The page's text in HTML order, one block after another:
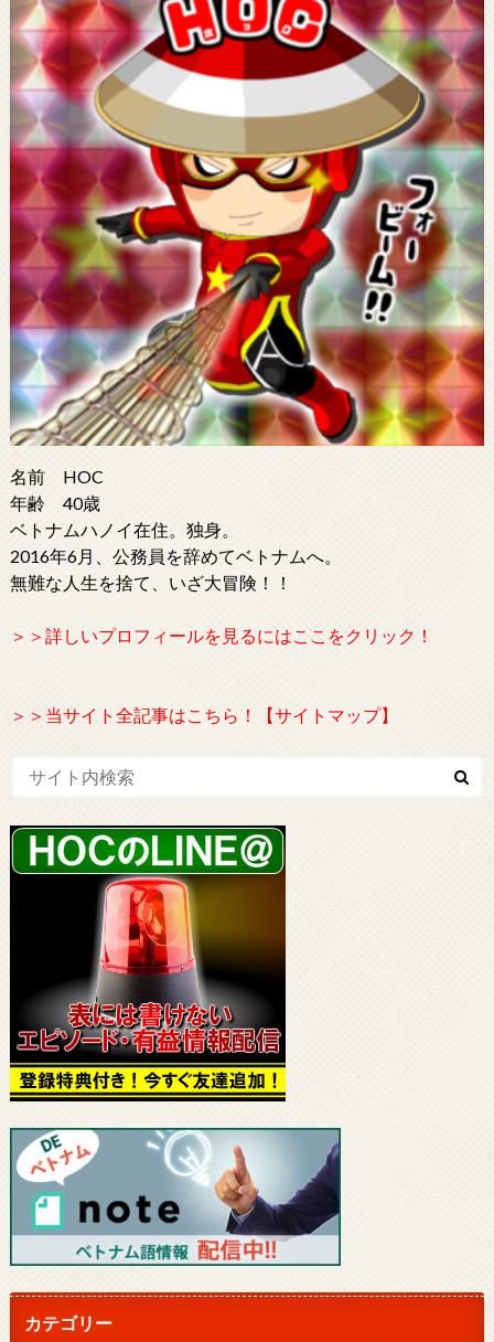
名前 HOC
年齢 40歳
ベトナムハノイ在住。独身。
2016年6月、公務員を辞めてベトナムへ。
無難な人生を捨て、いざ大冒険！！
＞＞詳しいプロフィールを見るにはここをクリック！
＞＞当サイト全記事はこちら！【サイトマップ】
カテゴリー